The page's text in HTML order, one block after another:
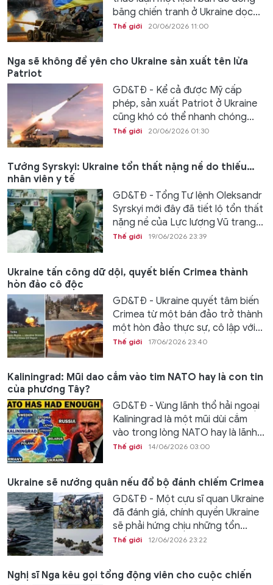
băng chiến tranh ở Ukraine dọc...
Thế giới 20/06/2026 11:00
Nga sẽ không để yên cho Ukraine sản xuất tên lửa
Patriot
GD&TĐ - Kể cả được Mỹ cấp
phép, sản xuất Patriot ở Ukraine
cũng khó có thể nhanh chóng...
Thế giới 20/06/2026 01:30
Tướng Syrskyi: Ukraine tổn thất nặng nề do thiếu…
nhân viên y tế
GD&TĐ - Tổng Tư lệnh Oleksandr
Syrskyi mới đây đã tiết lộ tổn thất
nặng nề của Lực lượng Vũ trang...
Thế giới 19/06/2026 23:39
Ukraine tấn công dữ dội, quyết biến Crimea thành
hòn đảo cô độc
GD&TĐ - Ukraine quyết tâm biến
Crimea từ một bán đảo trở thành
một hòn đảo thực sự, cô lập với...
Thế giới 17/06/2026 23:40
Kaliningrad: Mũi dao cắm vào tim NATO hay là con tin
của phương Tây?
GD&TĐ - Vùng lãnh thổ hải ngoại
Kaliningrad là một mũi dùi cắm
vào trong lòng NATO hay là lãnh...
Thế giới 14/06/2026 03:00
Ukraine sẽ nướng quân nếu đổ bộ đánh chiếm Crimea
GD&TĐ - Một cựu sĩ quan Ukraine
đã đánh giá, chính quyền Ukraine
sẽ phải hứng chịu những tổn...
Thế giới 12/06/2026 23:22
Nghị sĩ Nga kêu gọi tổng động viên cho cuộc chiến